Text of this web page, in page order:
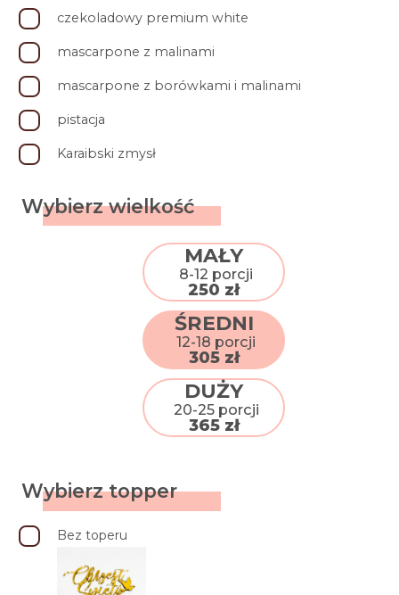
czekoladowy premium white
mascarpone z malinami
mascarpone z borówkami i malinami
pistacja
Karaibski zmysł
Wybierz wielkość
MAŁY
8-12 porcji
250 zł
ŚREDNI
12-18 porcji
305 zł
DUŻY
20-25 porcji
365 zł
Wybierz topper
Bez toperu